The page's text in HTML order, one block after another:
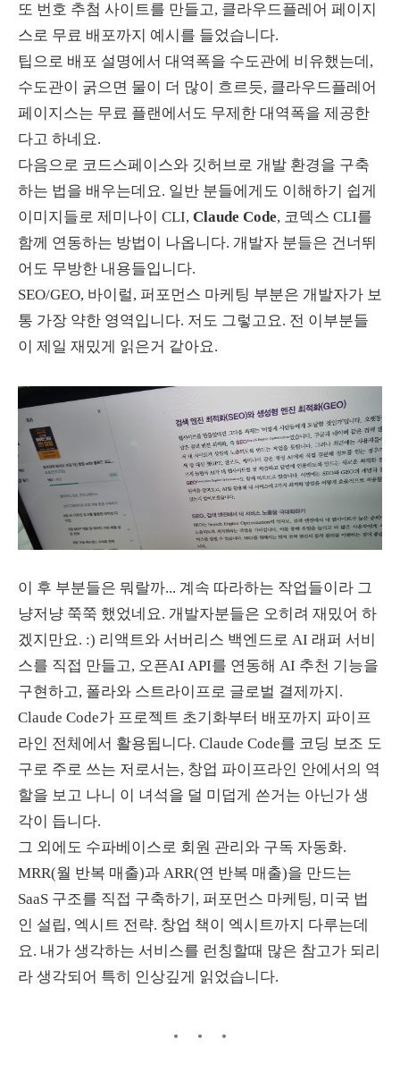
또 번호 추첨 사이트를 만들고, 클라우드플레어 페이지
스로 무료 배포까지 예시를 들었습니다.
팁으로 배포 설명에서 대역폭을 수도관에 비유했는데,
수도관이 굵으면 물이 더 많이 흐르듯, 클라우드플레어
페이지스는 무료 플랜에서도 무제한 대역폭을 제공한
다고 하네요.
다음으로 코드스페이스와 깃허브로 개발 환경을 구축
하는 법을 배우는데요. 일반 분들에게도 이해하기 쉽게
이미지들로 제미나이 CLI, Claude Code, 코덱스 CLI를
함께 연동하는 방법이 나옵니다. 개발자 분들은 건너뛰
어도 무방한 내용들입니다.
SEO/GEO, 바이럴, 퍼포먼스 마케팅 부분은 개발자가 보
통 가장 약한 영역입니다. 저도 그렇고요. 전 이부분들
이 제일 재밌게 읽은거 같아요.
이 후 부분들은 뭐랄까... 계속 따라하는 작업들이라 그
냥저냥 쭉쭉 했었네요. 개발자분들은 오히려 재밌어 하
겠지만요. :) 리액트와 서버리스 백엔드로 AI 래퍼 서비
스를 직접 만들고, 오픈AI API를 연동해 AI 추천 기능을
구현하고, 폴라와 스트라이프로 글로벌 결제까지.
Claude Code가 프로젝트 초기화부터 배포까지 파이프
라인 전체에서 활용됩니다. Claude Code를 코딩 보조 도
구로 주로 쓰는 저로서는, 창업 파이프라인 안에서의 역
할을 보고 나니 이 녀석을 덜 미덥게 쓴거는 아닌가 생
각이 듭니다.
그 외에도 수파베이스로 회원 관리와 구독 자동화.
MRR(월 반복 매출)과 ARR(연 반복 매출)을 만드는
SaaS 구조를 직접 구축하기, 퍼포먼스 마케팅, 미국 법
인 설립, 엑시트 전략. 창업 책이 엑시트까지 다루는데
요. 내가 생각하는 서비스를 런칭할때 많은 참고가 되리
라 생각되어 특히 인상깊게 읽었습니다.